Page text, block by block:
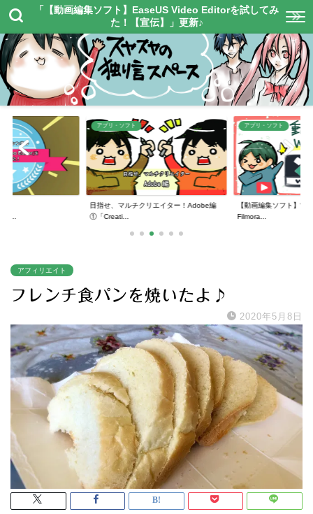
「【動画編集ソフト】EaseUS Video Editorを試してみ
た！【宣伝】」更新♪
アプリ・ソフト
目指せ、マルチクリエイター！Adobe編
①「Creati...
アプリ・ソフト
【動画編集ソフト】
Filmora...
アフィリエイト
フレンチ食パンを焼いたよ♪
2020年5月8日